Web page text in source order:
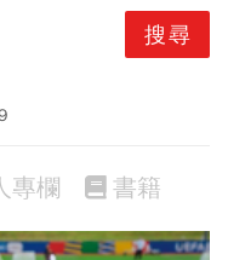
專欄 書籍